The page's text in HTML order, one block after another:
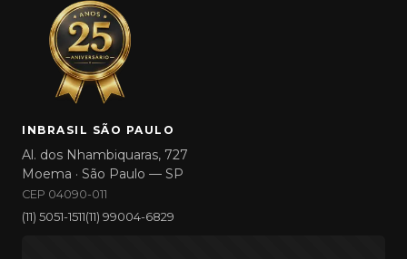
INBRASIL SÃO PAULO
Al. dos Nhambiquaras, 727
Moema · São Paulo — SP
CEP 04090-011
(11) 5051-1511(11) 99004-6829